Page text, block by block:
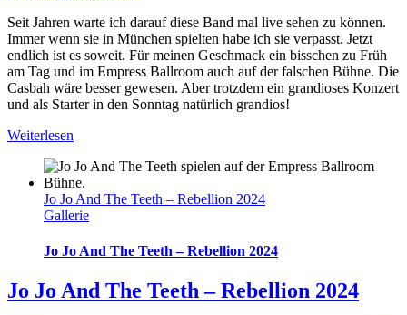
Seit Jahren warte ich darauf diese Band mal live sehen zu können.
Immer wenn sie in München spielten habe ich sie verpasst. Jetzt
endlich ist es soweit. Für meinen Geschmack ein bisschen zu Früh
am Tag und im Empress Ballroom auch auf der falschen Bühne. Die
Casbah wäre besser gewesen. Aber trotzdem ein grandioses Konzert
und als Starter in den Sonntag natürlich grandios!
Weiterlesen
Jo Jo And The Teeth – Rebellion 2024
Gallerie
Jo Jo And The Teeth – Rebellion 2024
Jo Jo And The Teeth – Rebellion 2024